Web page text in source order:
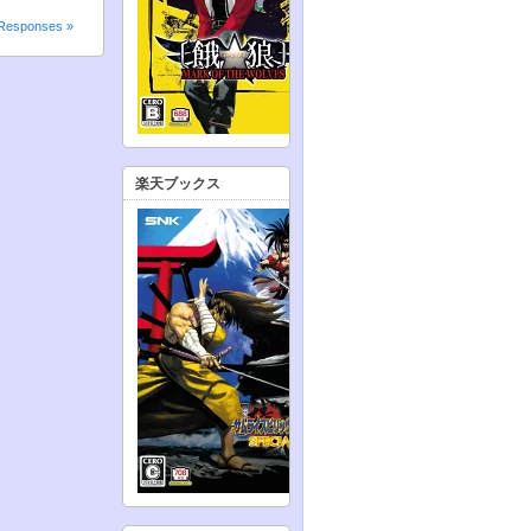
»
楽天ブックス